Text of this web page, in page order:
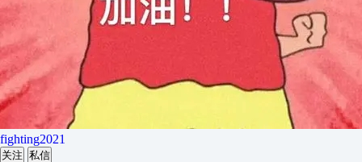
fighting2021
关注 私信